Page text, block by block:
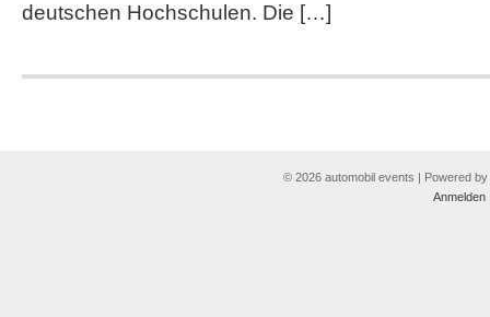
deutschen Hochschulen. Die […]
© 2026 automobil events | Powered by
Anmelden|